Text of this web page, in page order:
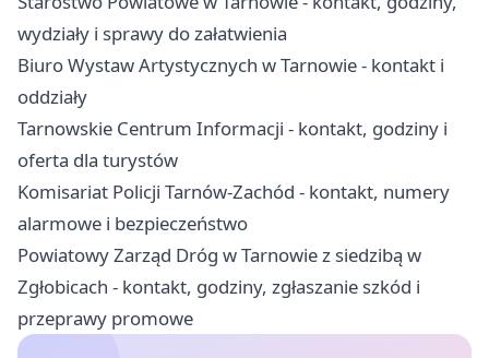
wydziały i sprawy do załatwienia
Biuro Wystaw Artystycznych w Tarnowie - kontakt i
oddziały
Tarnowskie Centrum Informacji - kontakt, godziny i
oferta dla turystów
Komisariat Policji Tarnów-Zachód - kontakt, numery
alarmowe i bezpieczeństwo
Powiatowy Zarząd Dróg w Tarnowie z siedzibą w
Zgłobicach - kontakt, godziny, zgłaszanie szkód i
przeprawy promowe